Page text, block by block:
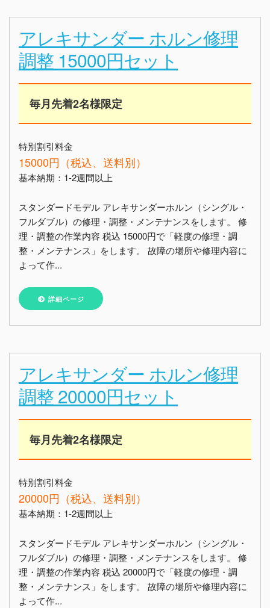
アレキサンダー ホルン修理
調整 15000円セット
毎月先着2名様限定
特別割引料金
15000円（税込、送料別）
基本納期：1-2週間以上
スタンダードモデル アレキサンダーホルン（シングル・
フルダブル）の修理・調整・メンテナンスをします。 修
理・調整の作業内容 税込 15000円で「軽度の修理・調
整・メンテナンス」をします。 故障の場所や修理内容に
よって作...
詳細ページ
アレキサンダー ホルン修理
調整 20000円セット
毎月先着2名様限定
特別割引料金
20000円（税込、送料別）
基本納期：1-2週間以上
スタンダードモデル アレキサンダーホルン（シングル・
フルダブル）の修理・調整・メンテナンスをします。 修
理・調整の作業内容 税込 20000円で「軽度の修理・調
整・メンテナンス」をします。 故障の場所や修理内容に
よって作...